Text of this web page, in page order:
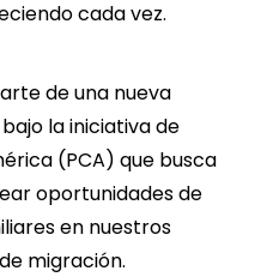
cada vez.
de una nueva
la iniciativa de
(PCA) que busca
oportunidades de
en nuestros
migración.